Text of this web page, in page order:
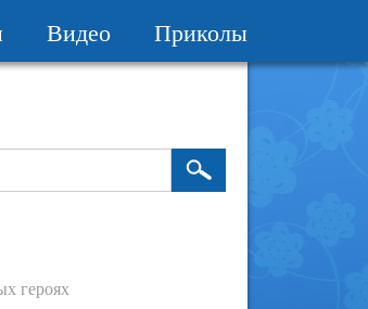
Приколы
Видео
героях